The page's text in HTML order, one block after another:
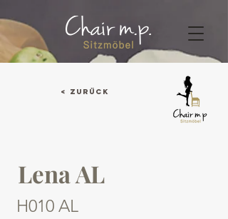
< Zurück
Lena AL
H010 AL